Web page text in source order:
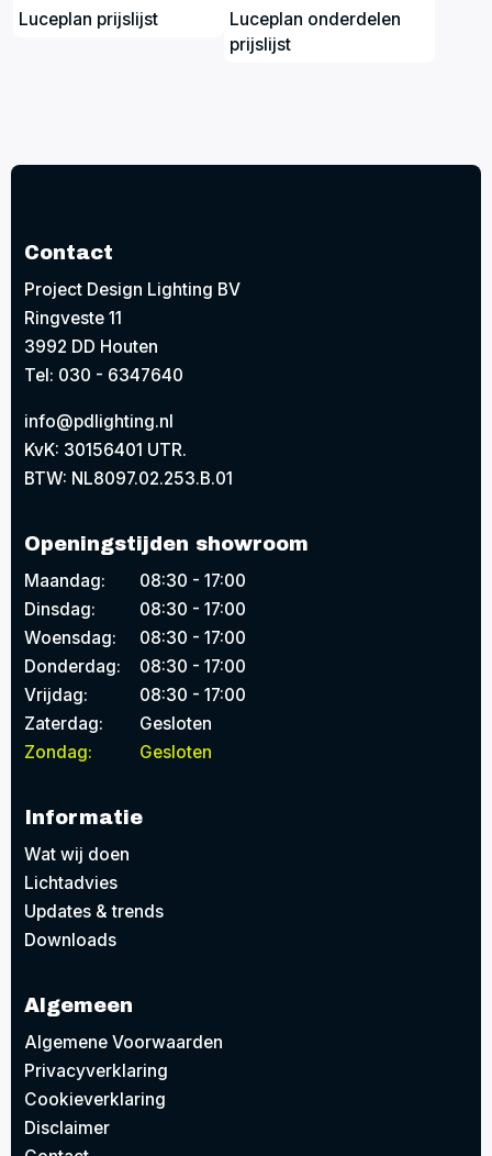
Luceplan prijslijst
Luceplan onderdelen
prijslijst
Contact
Project Design Lighting BV
Ringveste 11
3992 DD Houten
Tel: 030 - 6347640
info@pdlighting.nl
KvK: 30156401 UTR.
BTW: NL8097.02.253.B.01
Openingstijden showroom
Maandag:
08:30 - 17:00
Dinsdag:
08:30 - 17:00
Woensdag:
08:30 - 17:00
Donderdag:
08:30 - 17:00
Vrijdag:
08:30 - 17:00
Zaterdag:
Gesloten
Zondag:
Gesloten
Informatie
Wat wij doen
Lichtadvies
Updates & trends
Downloads
Algemeen
Algemene Voorwaarden
Privacyverklaring
Cookieverklaring
Disclaimer